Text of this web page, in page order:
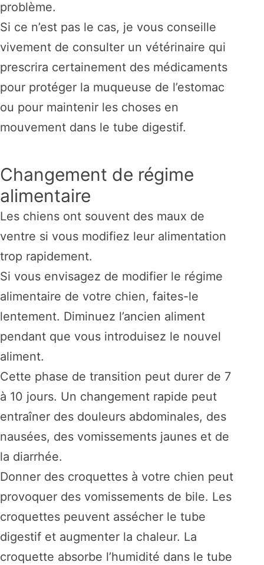
problème.
Si ce n’est pas le cas, je vous conseille
vivement de consulter un vétérinaire qui
prescrira certainement des médicaments
pour protéger la muqueuse de l’estomac
ou pour maintenir les choses en
mouvement dans le tube digestif.
Changement de régime
alimentaire
Les chiens ont souvent des maux de
ventre si vous modifiez leur alimentation
trop rapidement.
Si vous envisagez de modifier le régime
alimentaire de votre chien, faites-le
lentement. Diminuez l’ancien aliment
pendant que vous introduisez le nouvel
aliment.
Cette phase de transition peut durer de 7
à 10 jours. Un changement rapide peut
entraîner des douleurs abdominales, des
nausées, des vomissements jaunes et de
la diarrhée.
Donner des croquettes à votre chien peut
provoquer des vomissements de bile. Les
croquettes peuvent assécher le tube
digestif et augmenter la chaleur. La
croquette absorbe l’humidité dans le tube